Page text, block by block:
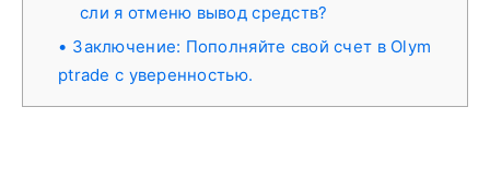
сли я отменю вывод средств?
Заключение: Пополняйте свой счет в Olym
ptrade с уверенностью.